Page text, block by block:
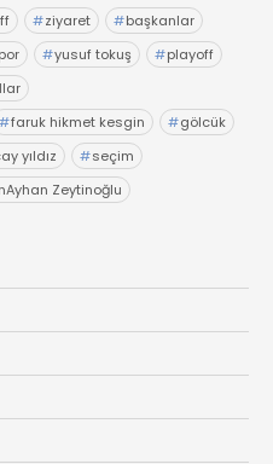
#ziyaret #başkanlar
#yusuf tokuş #playoff
#faruk hikmet kesgin #gölcük
yıldız #seçim
Zeytinoğlu